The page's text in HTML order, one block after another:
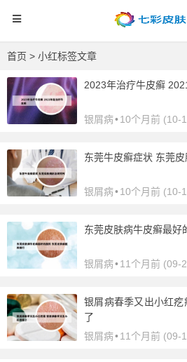
首页 > 小红标签文章
2023年治疗牛皮癣
银屑病•10个月前 (10-
东莞牛皮癣症状 东莞
银屑病•10个月前 (10-
东莞皮肤病牛皮癣最好
银屑病•11个月前 (09-
银屑病春季又出小红
了
银屑病•11个月前 (09-